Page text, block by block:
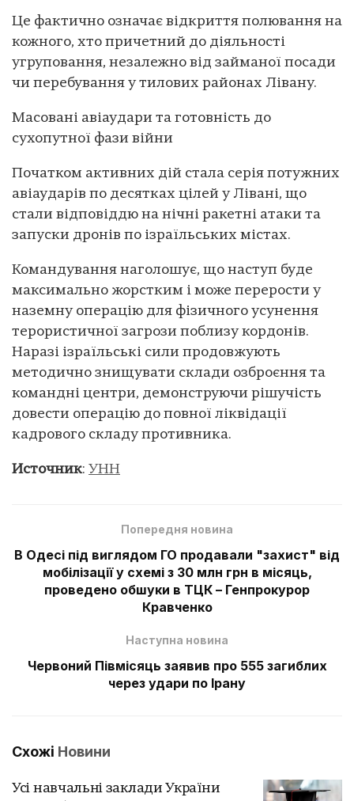
Це фактично означає відкриття полювання на
кожного, хто причетний до діяльності
угруповання, незалежно від займаної посади
чи перебування у тилових районах Лівану.
Масовані авіаудари та готовність до
сухопутної фази війни
Початком активних дій стала серія потужних
авіаударів по десятках цілей у Лівані, що
стали відповіддю на нічні ракетні атаки та
запуски дронів по ізраїльських містах.
Командування наголошує, що наступ буде
максимально жорстким і може перерости у
наземну операцію для фізичного усунення
терористичної загрози поблизу кордонів.
Наразі ізраїльські сили продовжують
методично знищувати склади озброєння та
командні центри, демонструючи рішучість
довести операцію до повної ліквідації
кадрового складу противника.
Источник: УНН
Попередня новина
В Одесі під виглядом ГО продавали "захист" від
мобілізації у схемі з 30 млн грн в місяць,
проведено обшуки в ТЦК – Генпрокурор
Кравченко
Наступна новина
Червоний Півмісяць заявив про 555 загиблих
через удари по Ірану
Схожі Новини
Усі навчальні заклади України